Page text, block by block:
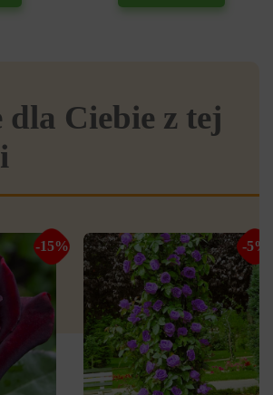
dla Ciebie z tej
-15% -5%